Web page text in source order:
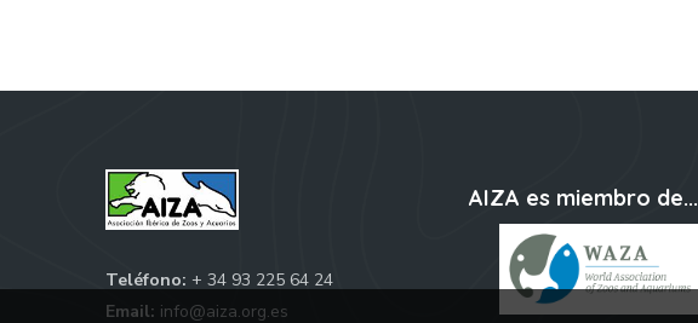
Teléfono: + 34 93 225 64 24
Email: info@aiza.org.es
AIZA es miembro de...